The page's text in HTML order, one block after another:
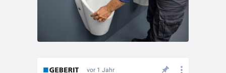
vor 1 Jahr